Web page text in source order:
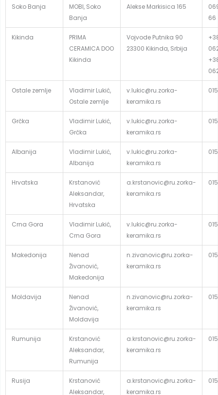
Soko Banja
MOBI, Soko
Banja
Alekse Markisica 165
66
Kikinda
PRIMA
CERAMICA DOO
Kikinda
Vojvode Putnika 90
23300 Kikinda, Srbija
Ostale zemlje
Vladimir Lukić,
Ostale zemlje
v.lukic@ru.zorka-
keramika.rs
Grčka
Vladimir Lukić,
Grčka
v.lukic@ru.zorka-
keramika.rs
Albanija
Vladimir Lukić,
Albanija
v.lukic@ru.zorka-
keramika.rs
Hrvatska
Krstanović
Aleksandar,
Hrvatska
a.krstanovic@ru.zorka-
keramika.rs
Crna Gora
Vladimir Lukić,
Crna Gora
v.lukic@ru.zorka-
keramika.rs
Makedonija
Nenad
Živanović,
Makedonija
n.zivanovic@ru.zorka-
keramika.rs
Moldavija
Nenad
Živanović,
Moldavija
n.zivanovic@ru.zorka-
keramika.rs
Rumunija
Krstanović
Aleksandar,
Rumunija
a.krstanovic@ru.zorka-
keramika.rs
Rusija
Krstanović
Aleksandar,
a.krstanovic@ru.zorka-
keramika.rs